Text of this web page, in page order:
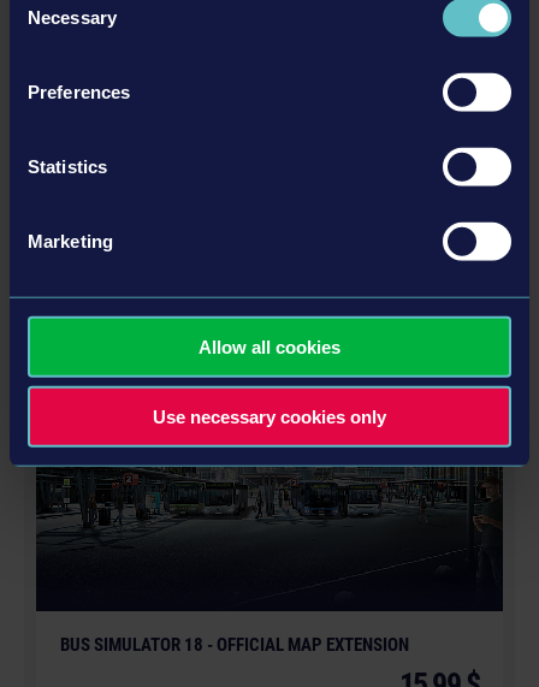
Selection
Necessary
Preferences
Statistics
Marketing
Allow all cookies
Use necessary cookies only
5,99 $
Дополнения
BUS SIMULATOR 18 - OFFICIAL MAP EXTENSION